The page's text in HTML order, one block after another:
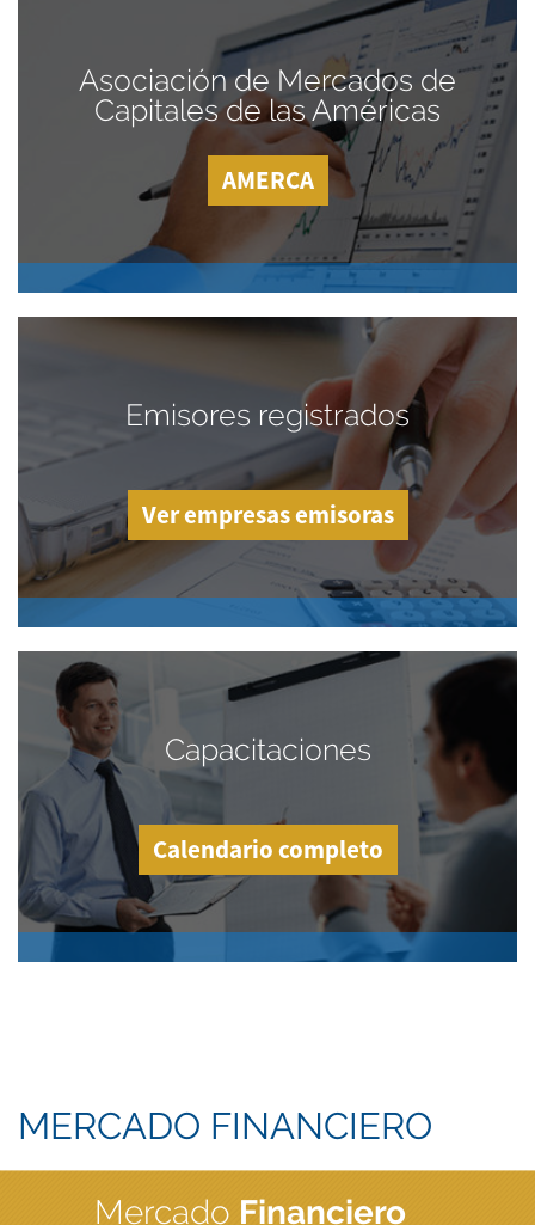
Asociación de Mercados de
Capitales de las Américas
AMERCA
Emisores registrados
Ver empresas emisoras
Capacitaciones
Calendario completo
MERCADO FINANCIERO
Mercado Financiero